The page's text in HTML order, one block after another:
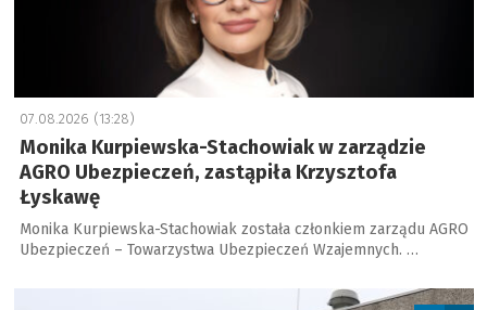
07.08.2026 (13:28)
Monika Kurpiewska-Stachowiak w zarządzie
AGRO Ubezpieczeń, zastąpiła Krzysztofa
Łyskawę
Monika Kurpiewska-Stachowiak została członkiem zarządu AGRO
Ubezpieczeń – Towarzystwa Ubezpieczeń Wzajemnych. …